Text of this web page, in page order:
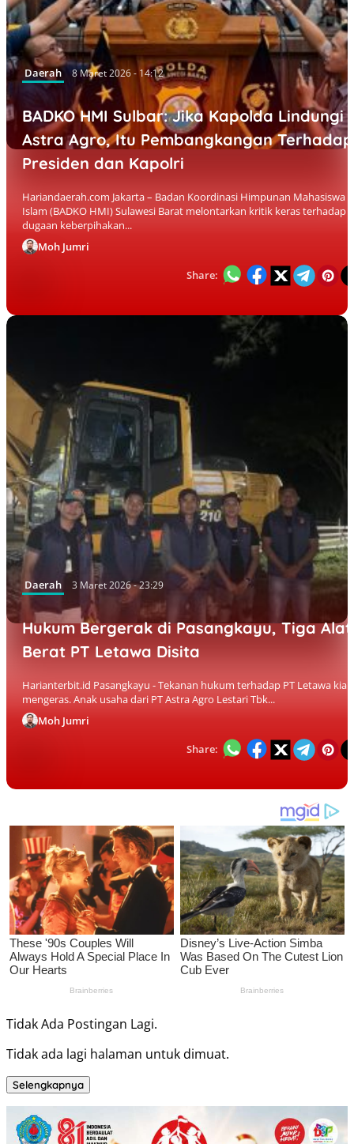
Daerah 8 Maret 2026 - 14:12
BADKO HMI Sulbar: Jika Kapolda Lindungi
Astra Agro, Itu Pembangkangan Terhadap
Presiden dan Kapolri
Hariandaerah.com Jakarta – Badan Koordinasi Himpunan Mahasiswa
Islam (BADKO HMI) Sulawesi Barat melontarkan kritik keras terhadap
dugaan keberpihakan...
Moh Jumri
Share:
Daerah 3 Maret 2026 - 23:29
Hukum Bergerak di Pasangkayu, Tiga Alat
Berat PT Letawa Disita
Harianterbit.id Pasangkayu - Tekanan hukum terhadap PT Letawa kian
mengeras. Anak usaha dari PT Astra Agro Lestari Tbk...
Moh Jumri
Share:
Tidak Ada Postingan Lagi.
Tidak ada lagi halaman untuk dimuat.
Selengkapnya